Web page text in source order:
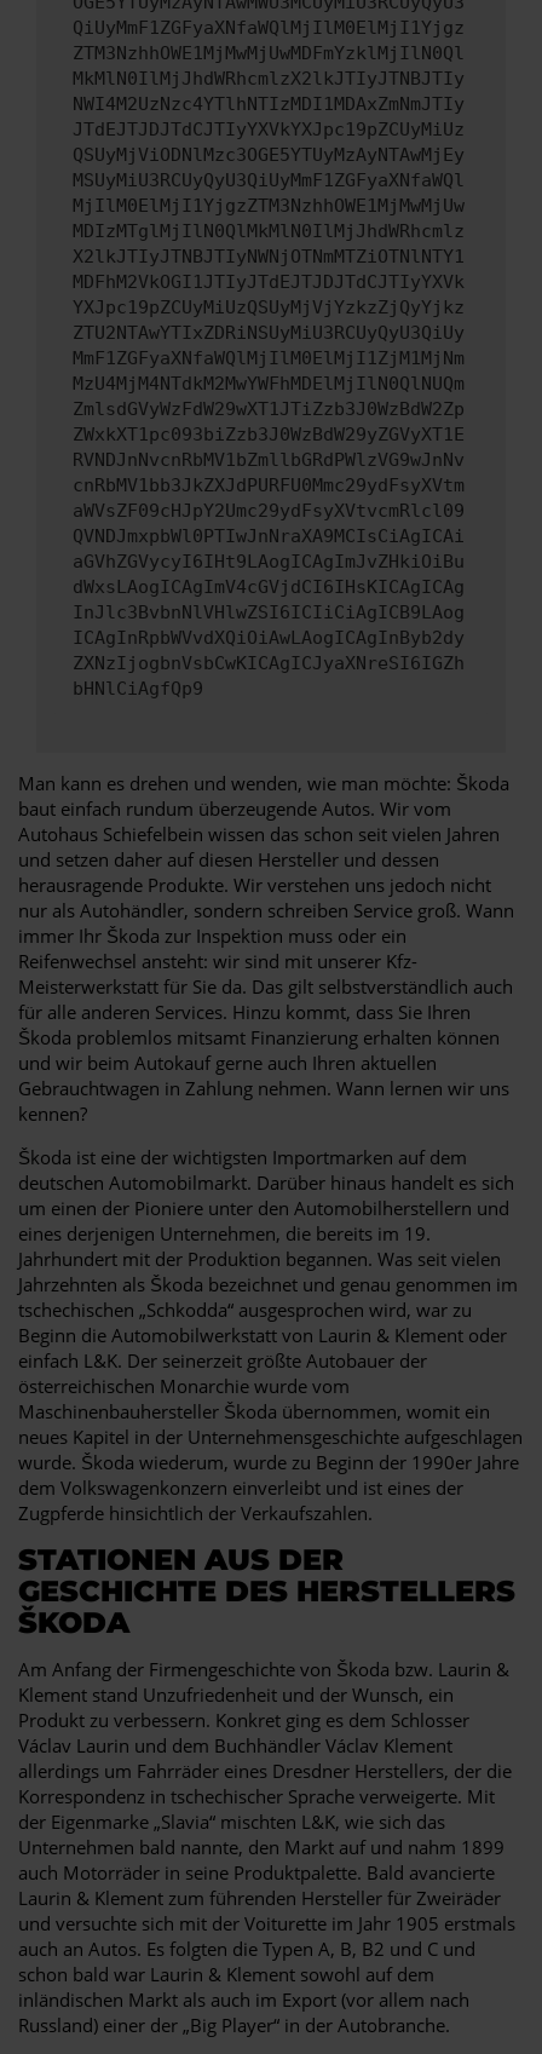
QiUyMmF1ZGFyaXNfaWQlMjIlM0ElMjI1Yjgz
ZTM3NzhhOWE1MjMwMjUwMDFmYzklMjIlN0Ql
MkMlN0IlMjJhdWRhcmlzX2lkJTIyJTNBJTIy
NWI4M2UzNzc4YTlhNTIzMDI1MDAxZmNmJTIy
JTdEJTJDJTdCJTIyYXVkYXJpc19pZCUyMiUz
QSUyMjViODNlMzc3OGE5YTUyMzAyNTAwMjEy
MSUyMiU3RCUyQyU3QiUyMmF1ZGFyaXNfaWQl
MjIlM0ElMjI1YjgzZTM3NzhhOWE1MjMwMjUw
MDIzMTglMjIlN0QlMkMlN0IlMjJhdWRhcmlz
X2lkJTIyJTNBJTIyNWNjOTNmMTZiOTNlNTY1
MDFhM2VkOGI1JTIyJTdEJTJDJTdCJTIyYXVk
YXJpc19pZCUyMiUzQSUyMjVjYzkzZjQyYjkz
ZTU2NTAwYTIxZDRiNSUyMiU3RCUyQyU3QiUy
MmF1ZGFyaXNfaWQlMjIlM0ElMjI1ZjM1MjNm
MzU4MjM4NTdkM2MwYWFhMDElMjIlN0QlNUQm
ZmlsdGVyWzFdW29wXT1JTiZzb3J0WzBdW2Zp
ZWxkXT1pc093biZzb3J0WzBdW29yZGVyXT1E
RVNDJnNvcnRbMV1bZmllbGRdPWlzVG9wJnNv
cnRbMV1bb3JkZXJdPURFU0Mmc29ydFsyXVtm
aWVsZF09cHJpY2Umc29ydFsyXVtvcmRlcl09
QVNDJmxpbWl0PTIwJnNraXA9MCIsCiAgICAi
aGVhZGVycyI6IHt9LAogICAgImJvZHkiOiBu
dWxsLAogICAgImV4cGVjdCI6IHsKICAgICAg
InJlc3BvbnNlVHlwZSI6ICIiCiAgICB9LAog
ICAgInRpbWVvdXQiOiAwLAogICAgInByb2dy
ZXNzIjogbnVsbCwKICAgICJyaXNreSI6IGZh
bHNlCiAgfQp9
Man kann es drehen und wenden, wie man möchte: Škoda
baut einfach rundum überzeugende Autos. Wir vom
Autohaus Schiefelbein wissen das schon seit vielen Jahren
und setzen daher auf diesen Hersteller und dessen
herausragende Produkte. Wir verstehen uns jedoch nicht
nur als Autohändler, sondern schreiben Service groß. Wann
immer Ihr Škoda zur Inspektion muss oder ein
Reifenwechsel ansteht: wir sind mit unserer Kfz-
Meisterwerkstatt für Sie da. Das gilt selbstverständlich auch
für alle anderen Services. Hinzu kommt, dass Sie Ihren
Škoda problemlos mitsamt Finanzierung erhalten können
und wir beim Autokauf gerne auch Ihren aktuellen
Gebrauchtwagen in Zahlung nehmen. Wann lernen wir uns
kennen?
Škoda ist eine der wichtigsten Importmarken auf dem
deutschen Automobilmarkt. Darüber hinaus handelt es sich
um einen der Pioniere unter den Automobilherstellern und
eines derjenigen Unternehmen, die bereits im 19.
Jahrhundert mit der Produktion begannen. Was seit vielen
Jahrzehnten als Škoda bezeichnet und genau genommen im
tschechischen „Schkodda“ ausgesprochen wird, war zu
Beginn die Automobilwerkstatt von Laurin & Klement oder
einfach L&K. Der seinerzeit größte Autobauer der
österreichischen Monarchie wurde vom
Maschinenbauhersteller Škoda übernommen, womit ein
neues Kapitel in der Unternehmensgeschichte aufgeschlagen
wurde. Škoda wiederum, wurde zu Beginn der 1990er Jahre
dem Volkswagenkonzern einverleibt und ist eines der
Zugpferde hinsichtlich der Verkaufszahlen.
STATIONEN AUS DER
GESCHICHTE DES HERSTELLERS
ŠKODA
Am Anfang der Firmengeschichte von Škoda bzw. Laurin &
Klement stand Unzufriedenheit und der Wunsch, ein
Produkt zu verbessern. Konkret ging es dem Schlosser
Václav Laurin und dem Buchhändler Václav Klement
allerdings um Fahrräder eines Dresdner Herstellers, der die
Korrespondenz in tschechischer Sprache verweigerte. Mit
der Eigenmarke „Slavia“ mischten L&K, wie sich das
Unternehmen bald nannte, den Markt auf und nahm 1899
auch Motorräder in seine Produktpalette. Bald avancierte
Laurin & Klement zum führenden Hersteller für Zweiräder
und versuchte sich mit der Voiturette im Jahr 1905 erstmals
auch an Autos. Es folgten die Typen A, B, B2 und C und
schon bald war Laurin & Klement sowohl auf dem
inländischen Markt als auch im Export (vor allem nach
Russland) einer der „Big Player“ in der Autobranche.